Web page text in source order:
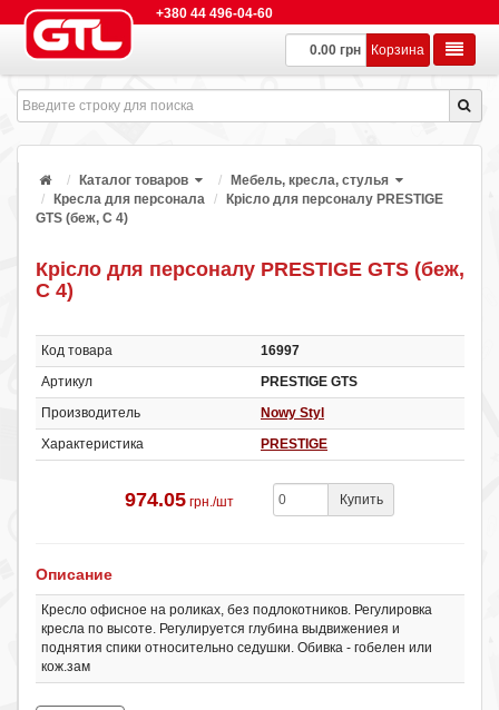
+380 44 496-04-60
0.00 грн Корзина
Каталог товаров
Мебель, кресла, стулья
Кресла для персонала
Крісло для персоналу PRESTIGE
GTS (беж, C 4)
Крісло для персоналу PRESTIGE GTS (беж,
C 4)
Код товара
16997
Артикул
PRESTIGE GTS
Производитель
Nowy Styl
Характеристика
PRESTIGE
974.05 грн./шт Купить
Описание
Кресло офисное на роликах, без подлокотников. Регулировка
кресла по высоте. Регулируется глубина выдвижениея и
поднятия спики относительно седушки. Обивка - гобелен или
кож.зам